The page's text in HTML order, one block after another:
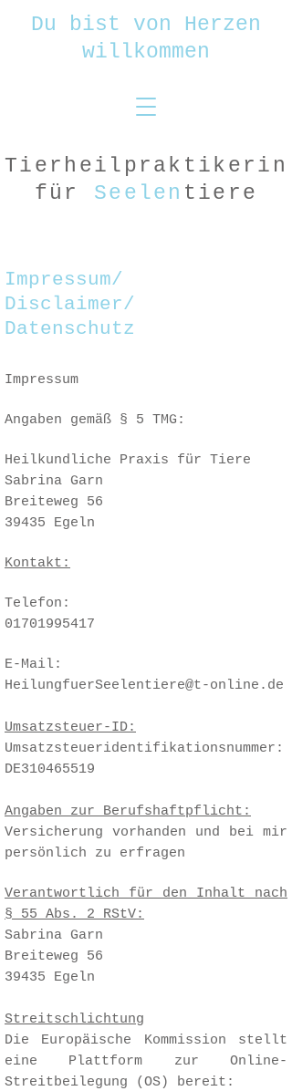
Tierheilpraktikerin
für Seelen tiere
Du bist von Herzen
willkommen
Impressum/
Disclaimer/
Datenschutz
Impressum
Angaben gemäß § 5 TMG:
Heilkundliche Praxis für Tiere
Sabrina Garn
Breiteweg 56
39435 Egeln
Kontakt:
Telefon:
01701995417
E-Mail:
HeilungfuerSeelentiere@t-online.de
Umsatzsteuer-ID:
Umsatzsteueridentifikationsnummer:
DE310465519
​Angaben zur Berufshaftpflicht:
Versicherung vorhanden und bei mir
persönlich zu erfragen
Verantwortlich für den Inhalt nach
§ 55 Abs. 2 RStV:
Sabrina Garn
Breiteweg 56
39435 Egeln
Streitschlichtung
Die Europäische Kommission stellt
eine Plattform zur Online-
Streitbeilegung (OS) bereit: